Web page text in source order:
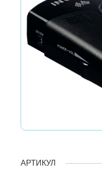
АРТИКУЛ